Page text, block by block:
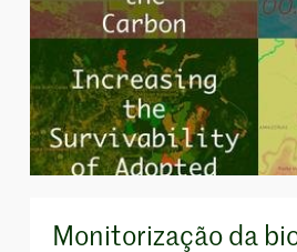
Monitorização da